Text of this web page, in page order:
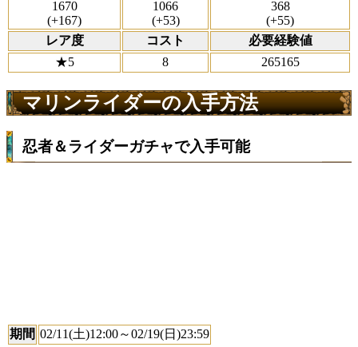
1670
(+167)
1066
(+53)
368
(+55)
レア度
コスト
必要経験値
★5
8 265165
マリンライダーの入手方法
忍者＆ライダーガチャで入手可能
期間 02/11(土)12:00～02/19(日)23:59